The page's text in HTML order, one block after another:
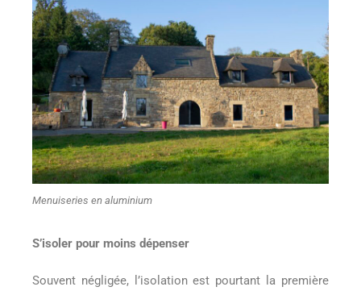
Menuiseries en aluminium
S’isoler pour moins dépenser
Souvent négligée, l’isolation est pourtant la première